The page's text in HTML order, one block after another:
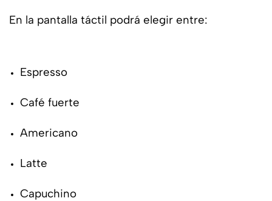
En la pantalla táctil podrá elegir entre:
Espresso
Café fuerte
Americano
Latte
Capuchino